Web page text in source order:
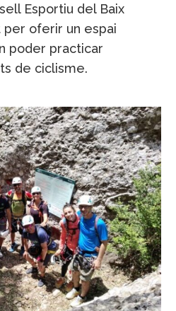
Esportiu del Baix
oferir un espai
poder practicar
de ciclisme.